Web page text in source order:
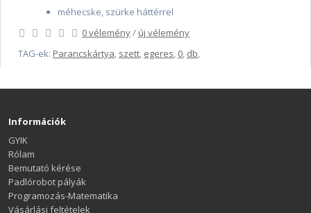
méhecske, szürke háttérrel
0 vélemény/ új vélemény
TAG-ek: Parancskártya, szett, egeres, 0, db,
Információk
GYIK
Rólam
Bemutató kérése
Padlórobot pályák
Programozás-Matematika
Vásárlási feltételek